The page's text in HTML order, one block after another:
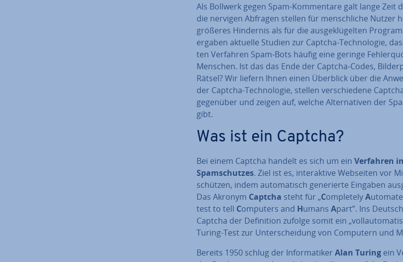
Als Bollwerk gegen Spam-Kom­men­ta­re galt lange Zeit
die nervigen Abfragen stellen für mensch­li­che Nutzer
größeres Hindernis als für die aus­ge­klü­gel­ten
ergaben aktuelle Studien zur Captcha-Tech­no­lo­gie,
ten Verfahren Spam-Bots häufig eine geringe
Menschen. Ist das das Ende der Captcha-Codes,
Rätsel? Wir liefern Ihnen einen Überblick über die
der Captcha-Tech­no­lo­gie, stellen ver­schie­de­ne
gegenüber und zeigen auf, welche Al­ter­na­ti­ven der
gibt.
Was ist ein Captcha?
Bei einem Captcha handelt es sich um ein Verfahren
Spam­schut­zes. Ziel ist es, in­ter­ak­ti­ve Webseiten vor
schützen, indem au­to­ma­tisch ge­ne­rier­te Eingaben
Das Akronym Captcha steht für „CompletelyA
test to tell Computers and Humans Apart”. Ins
Captcha der De­fi­ni­ti­on zufolge somit ein
Turing-Test zur Un­ter­schei­dung von Computern und
Bereits 1950 schlug der In­for­ma­ti­ker Alan Turing ein